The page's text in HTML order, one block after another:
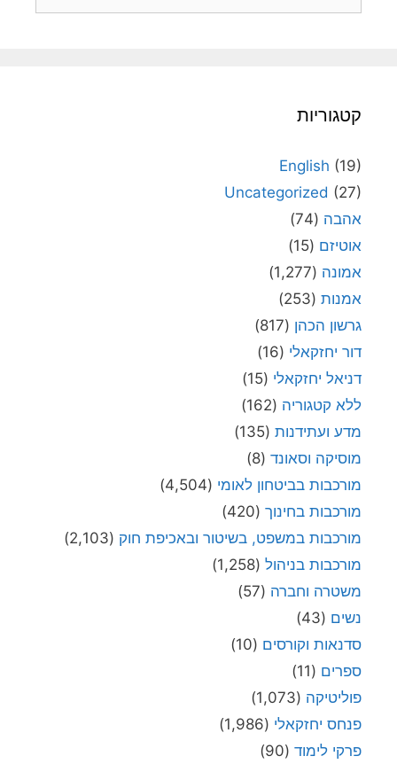
קטגוריות
English (19)
Uncategorized (27)
אהבה (74)
אוטיזם (15)
אמונה (1,277)
אמנות (253)
גרשון הכהן (817)
דור יחזקאלי (16)
דניאל יחזקאלי (15)
ללא קטגוריה (162)
מדע ועתידנות (135)
מוסיקה וסאונד (8)
מורכבות בביטחון לאומי (4,504)
מורכבות בחינוך (420)
מורכבות במשפט, בשיטור ובאכיפת חוק (2,103)
מורכבות בניהול (1,258)
משטרה וחברה (57)
נשים (43)
סדנאות וקורסים (10)
ספרים (11)
פוליטיקה (1,073)
פנחס יחזקאלי (1,986)
פרקי לימוד (90)